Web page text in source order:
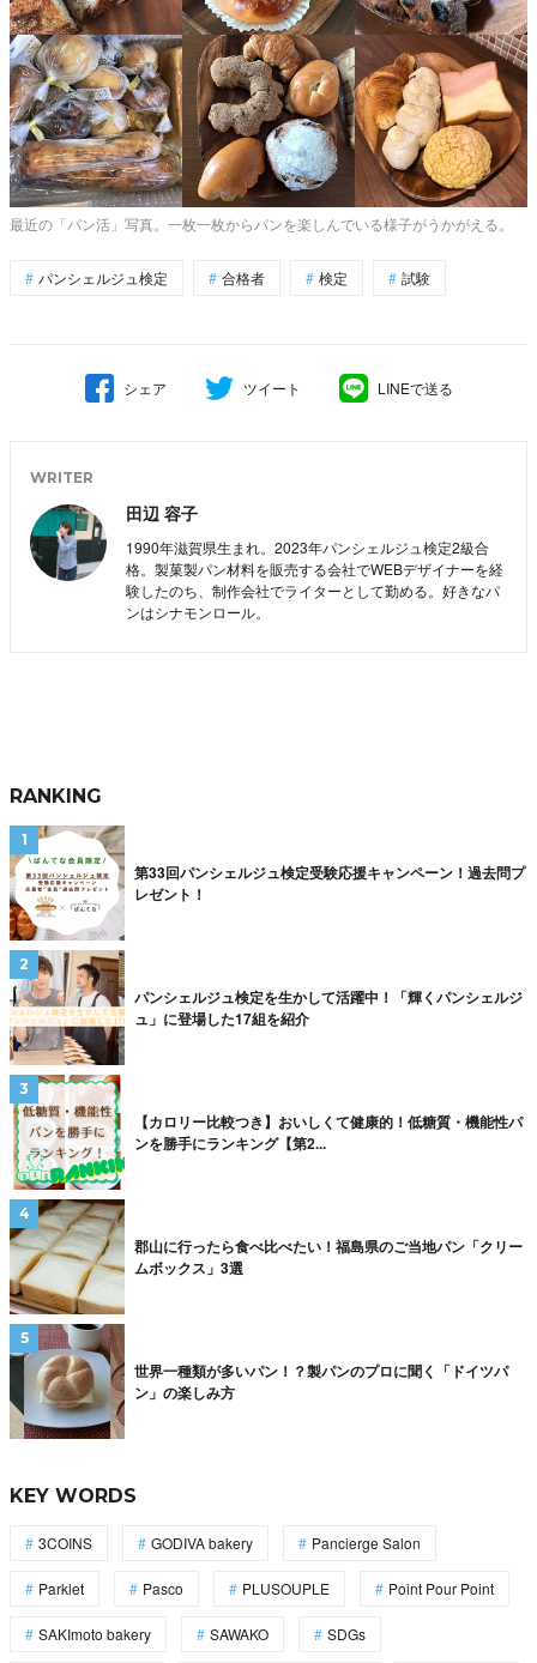
最近の「パン活」写真。一枚一枚からパンを楽しんでいる様子がうかがえる。
パンシェルジュ検定 合格者 検定 試験
シェア ツイート LINEで送る
WRITER
田辺 容子
1990年滋賀県生まれ。2023年パンシェルジュ検定2級合
格。製菓製パン材料を販売する会社でWEBデザイナーを経
験したのち、制作会社でライターとして勤める。好きなパ
ンはシナモンロール。
RANKING
第33回パンシェルジュ検定受験応援キャンペーン！過去問プ
レゼント！
パンシェルジュ検定を生かして活躍中！「輝くパンシェルジ
ュ」に登場した17組を紹介
【カロリー比較つき】おいしくて健康的！低糖質・機能性パ
ンを勝手にランキング【第2...
郡山に行ったら食べ比べたい！福島県のご当地パン「クリー
ムボックス」3選
世界一種類が多いパン！？製パンのプロに聞く「ドイツパ
ン」の楽しみ方
KEY WORDS
3COINS GODIVA bakery Pancierge Salon
Parklet Pasco PLUSOUPLE Point Pour Point
SAKImoto bakery SAWAKO SDGs